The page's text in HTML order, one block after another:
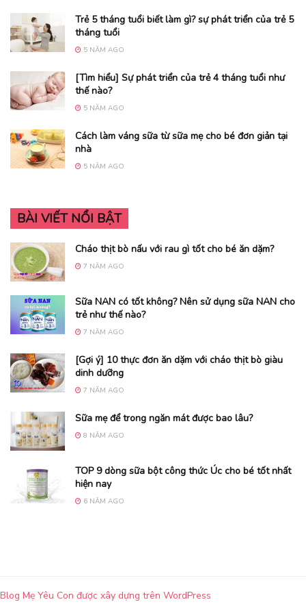
Trẻ 5 tháng tuổi biết làm gì? sự phát triển của trẻ 5
tháng tuổi
5 NĂM AGO
[Tìm hiểu] Sự phát triển của trẻ 4 tháng tuổi như
thế nào?
5 NĂM AGO
Cách làm váng sữa từ sữa mẹ cho bé đơn giản tại
nhà
5 NĂM AGO
BÀI VIẾT NỔI BẬT
Cháo thịt bò nấu với rau gì tốt cho bé ăn dặm?
7 NĂM AGO
Sữa NAN có tốt không? Nên sử dụng sữa NAN cho
trẻ như thế nào?
7 NĂM AGO
[Gợi ý] 10 thực đơn ăn dặm với cháo thịt bò giàu
dinh dưỡng
7 NĂM AGO
Sữa mẹ để trong ngăn mát được bao lâu?
8 NĂM AGO
TOP 9 dòng sữa bột công thức Úc cho bé tốt nhất
hiện nay
6 NĂM AGO
Blog Mẹ Yêu Con được xây dựng trên WordPress